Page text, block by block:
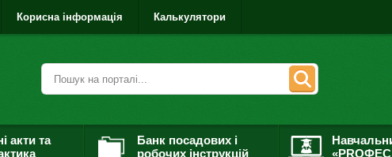
Корисна інформація Калькулятори
акти та
Банк посадових і
робочих інструкцій